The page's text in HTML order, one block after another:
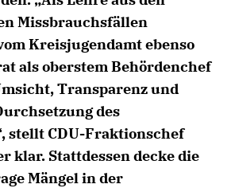
Missbrauchsfällen
Kreisjugendamt ebenso
als oberstem Behördenchef
Transparenz und
des
stellt CDU-Fraktionschef
klar. Stattdessen decke die
Mängel in der